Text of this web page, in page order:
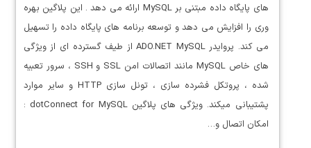
های پایگاه داده مبتنی بر MySQL ارائه می دهد . این پلاگین بهره
وری را افزایش می دهد و توسعه برنامه های پایگاه داده را تسهیل
می کند. پروایدر ADO.NET MySQL از طیف گسترده ای از ویژگی
های خاص MySQL مانند اتصالات امن SSL و SSH ، سرور تعبیه
شده ، پروتکل فشرده سازی ، تونل سازی HTTP و سایر موارد
پشتیبانی میکند. ویژگی های پلاگین dotConnect for MySQL :
امکان اتصال و…